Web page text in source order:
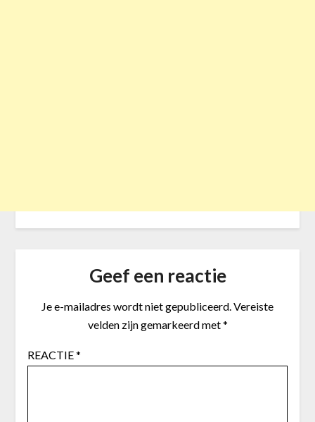
Geef een reactie
Je e-mailadres wordt niet gepubliceerd.Vereiste
velden zijn gemarkeerd met*
REACTIE*